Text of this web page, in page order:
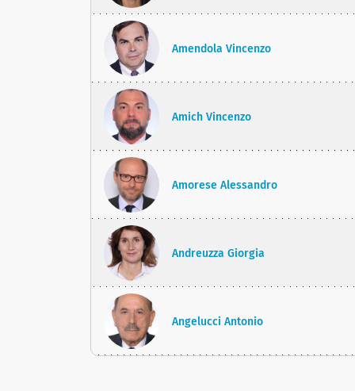
Amendola Vincenzo
Amich Vincenzo
Amorese Alessandro
Andreuzza Giorgia
Angelucci Antonio